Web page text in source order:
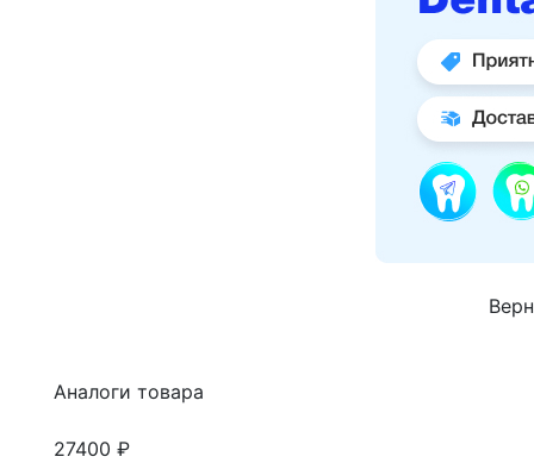
Аналоги товара
27400 ₽